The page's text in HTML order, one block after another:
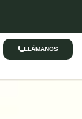
LLÁMANOS